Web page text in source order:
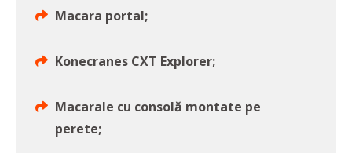
Macara portal;
Konecranes CXT Explorer;
Macarale cu consolă montate pe
perete;